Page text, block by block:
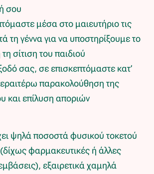
σου
μέσα στο μαιευτήριο τις
τη γέννα για να υποστηρίξουμε το
σίτιση του παιδιού
σας, σε επισκεπτόμαστε κατ’
παρακολούθηση της
και επίλυση αποριών
ψηλά ποσοστά φυσικού τοκετού
φαρμακευτικές ή άλλες
εξαιρετικά χαμηλά